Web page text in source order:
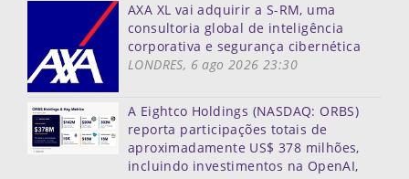
AXA XL vai adquirir a S-RM, uma
consultoria global de inteligência
corporativa e segurança cibernética
LONDRES, 6 ago 2026 23:30
A Eightco Holdings (NASDAQ: ORBS)
reporta participações totais de
aproximadamente US$ 378 milhões,
incluindo investimentos na OpenAI,